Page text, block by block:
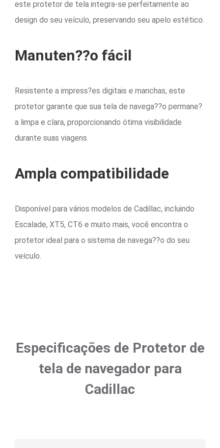
este protetor de tela integra-se perfeitamente ao
design do seu veículo, preservando seu apelo estético.
Manuten??o fácil
Resistente a impress?es digitais e manchas, este
protetor garante que sua tela de navega??o permane?
a limpa e clara, proporcionando ótima visibilidade
durante suas viagens.
Ampla compatibilidade
Disponível para vários modelos de Cadillac, incluindo
Escalade, XT5, CT6 e muito mais, você encontra o
protetor ideal para o sistema de navega??o do seu
veículo.
Especificações de Protetor de
tela de navegador para
Cadillac